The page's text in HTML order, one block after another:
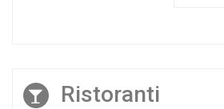
Ristoranti